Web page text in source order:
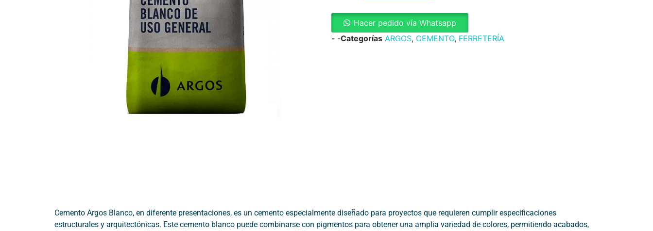
Hacer pedido vía Whatsapp
- -Categorías ARGOS, CEMENTO, FERRETERÍA
Cemento Argos Blanco, en diferente presentaciones, es un cemento especialmente diseñado para proyectos que requieren cumplir especificaciones
estructurales y arquitectónicas. Este cemento blanco puede combinarse con pigmentos para obtener una amplia variedad de colores, permitiendo acabados,